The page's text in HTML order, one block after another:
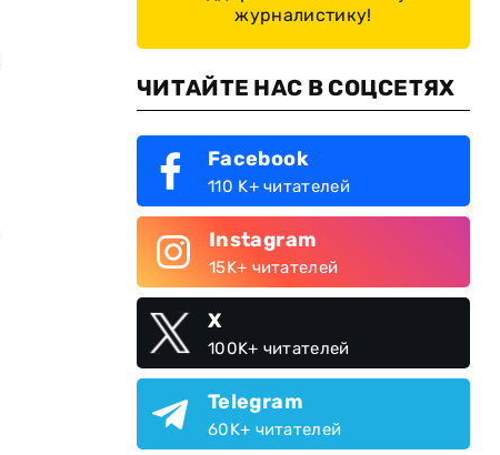
журналистику!
ЧИТАЙТЕ НАС В СОЦСЕТЯХ
Facebook
110 K+ читателей
Instagram
15K+ читателей
X
100K+ читателей
Telegram
60K+ читателей